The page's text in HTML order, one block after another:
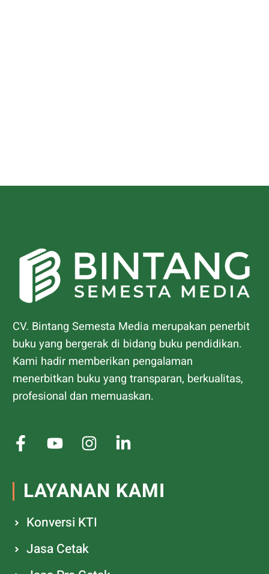
CV. Bintang Semesta Media merupakan penerbit
buku yang bergerak di bidang buku pendidikan.
Kami hadir memberikan pengalaman
menerbitkan buku yang transparan, berkualitas,
profesional dan memuaskan.
LAYANAN KAMI
Konversi KTI
Jasa Cetak